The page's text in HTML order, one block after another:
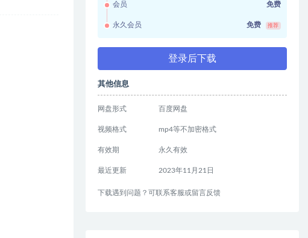
会员 免费
永久会员 免费 推荐
登录后下载
其他信息
网盘形式 百度网盘
视频格式 mp4等不加密格式
有效期 永久有效
最近更新 2023年11月21日
下载遇到问题？可联系客服或留言反馈